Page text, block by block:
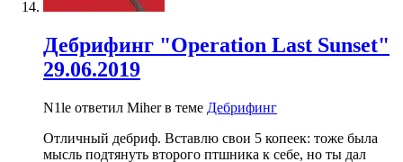
Дебрифинг "Operation Last Sunset"
29.06.2019
N1le ответил Miher в теме Дебрифинг
Отличный дебриф. Вставлю свои 5 копеек: тоже была
мысль подтянуть второго птшника к себе, но ты дал